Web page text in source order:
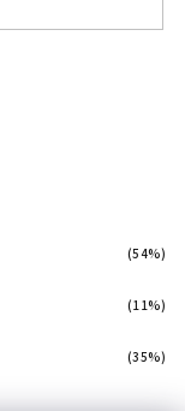
(54%)
(11%)
(35%)